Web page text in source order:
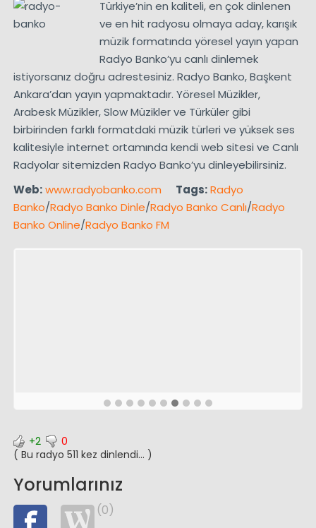
Türkiye’nin en kaliteli, en çok dinlenen
ve en hit radyosu olmaya aday, karışık
müzik formatında yöresel yayın yapan
Radyo Banko’yu canlı dinlemek
istiyorsanız doğru adrestesiniz. Radyo Banko, Başkent
Ankara’dan yayın yapmaktadır. Yöresel Müzikler,
Arabesk Müzikler, Slow Müzikler ve Türküler gibi
birbirinden farklı formatdaki müzik türleri ve yüksek ses
kalitesiyle internet ortamında kendi web sitesi ve Canlı
Radyolar sitemizden Radyo Banko’yu dinleyebilirsiniz.
Web:www.radyobanko.com Tags:Radyo
Banko/Radyo Banko Dinle/Radyo Banko Canlı/Radyo
Banko Online/Radyo Banko FM
+2
0
( Bu radyo 511 kez dinlendi... )
Yorumlarınız
(0)